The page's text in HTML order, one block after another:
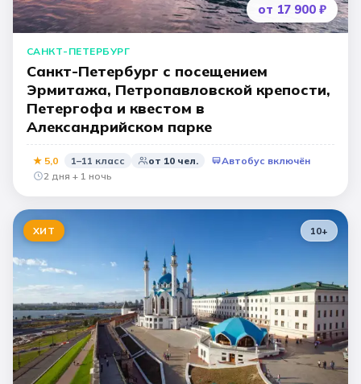
от 17 900 ₽
САНКТ-ПЕТЕРБУРГ
Санкт-Петербург с посещением
Эрмитажа, Петропавловской крепости,
Петергофа и квестом в
Александрийском парке
★ 5,0 1–11 класс от 10 чел.
Автобус включён
2 дня + 1 ночь
ХИТ 10+